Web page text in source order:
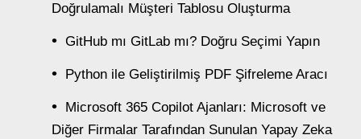
Doğrulamalı Müşteri Tablosu Oluşturma
GitHub mı GitLab mı? Doğru Seçimi Yapın
Python ile Geliştirilmiş PDF Şifreleme Aracı
Microsoft 365 Copilot Ajanları: Microsoft ve
Diğer Firmalar Tarafından Sunulan Yapay Zeka